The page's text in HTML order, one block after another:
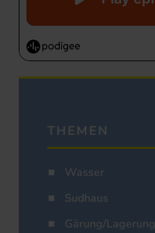
THEMEN
Wasser
Sudhaus
Gärung/Lagerung